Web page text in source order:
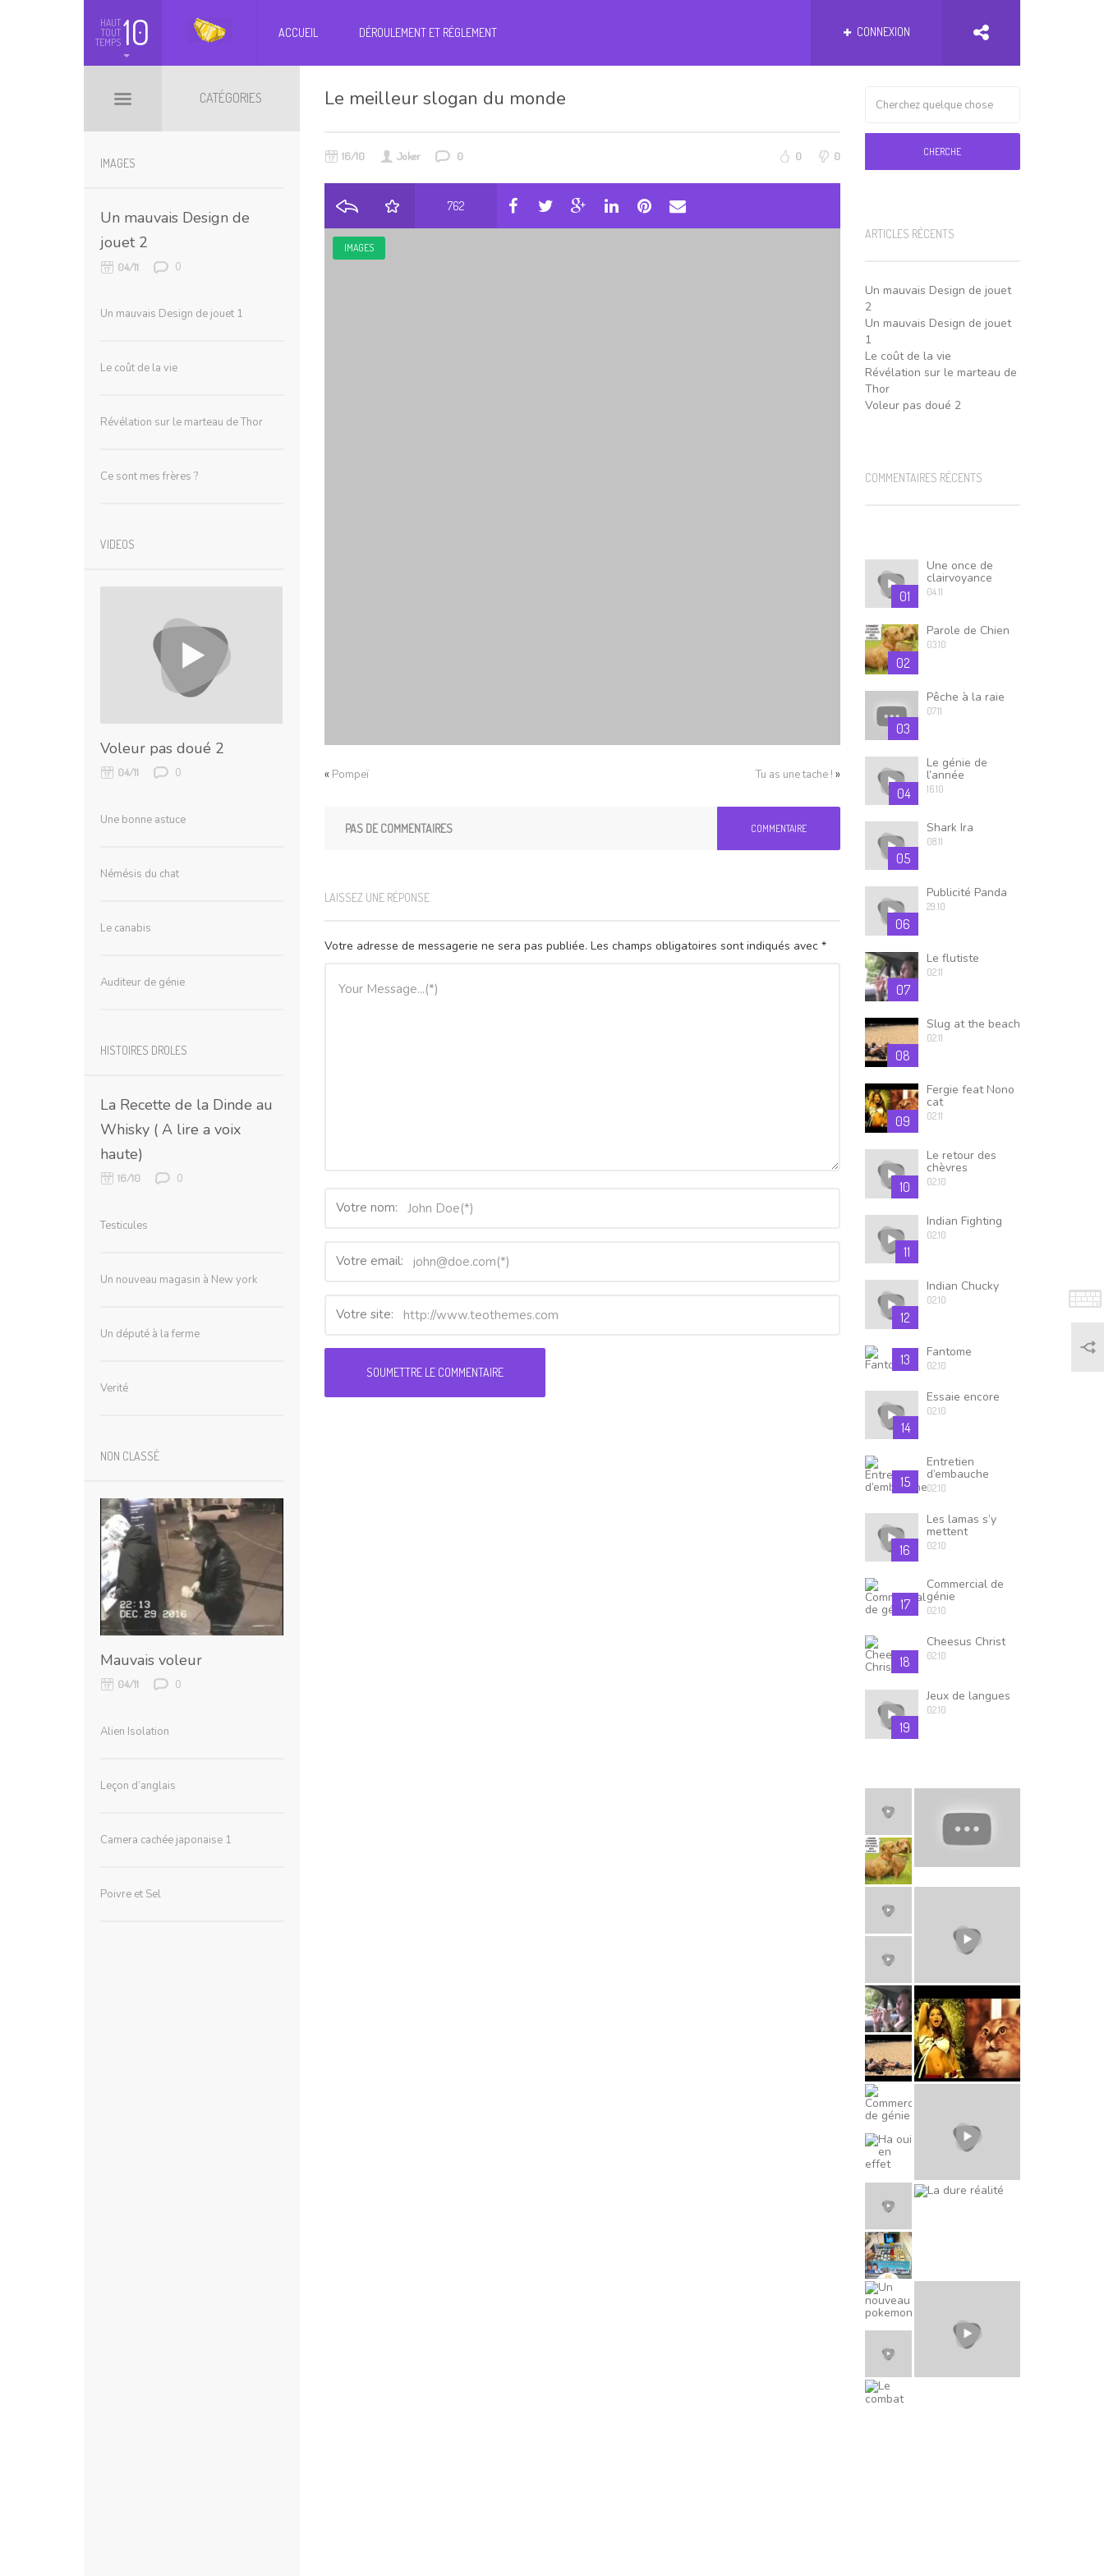
HAUT
TOUT
TEMPS 10 ACCUEIL DÉROULEMENT ET RÉGLEMENT CONNEXION
Le meilleur slogan du monde
16/10 Joker 0 0 0
762
IMAGES
« Pompeï Tu as une tache ! »
COMMENTAIRE
PAS DE COMMENTAIRES
LAISSEZ UNE RÉPONSE
Votre adresse de messagerie ne sera pas publiée. Les champs obligatoires sont indiqués avec *
Votre nom:
Votre email:
Votre site:
CHERCHE
ARTICLES RÉCENTS
Un mauvais Design de jouet
2
Un mauvais Design de jouet
1
Le coût de la vie
Révélation sur le marteau de
Thor
Voleur pas doué 2
COMMENTAIRES RÉCENTS
01
Une once de
clairvoyance
04.11
02
Parole de Chien
03.10
03
Pêche à la raie
07.11
04
Le génie de
l’année
16.10
05
Shark Ira
08.11
06
Publicité Panda
29.10
07
Le flutiste
02.11
08
Slug at the beach
02.11
09
Fergie feat Nono
cat
02.11
10
Le retour des
chèvres
02.10
11
Indian Fighting
02.10
12
Indian Chucky
02.10
13 Fantome
02.10
14
Essaie encore
02.10
15
Entretien
d’embauche
02.10
16
Les lamas s’y
mettent
02.10
17
Commercial de
génie
02.10
18
Cheesus Christ
02.10
19
Jeux de langues
02.10
BILLETS HOT
CATÉGORIES
IMAGES
Un mauvais Design de
jouet 2
04/11 0
Un mauvais Design de jouet 1
Le coût de la vie
Révélation sur le marteau de Thor
Ce sont mes frères ?
VIDEOS
Voleur pas doué 2
04/11 0
Une bonne astuce
Némésis du chat
Le canabis
Auditeur de génie
HISTOIRES DROLES
La Recette de la Dinde au
Whisky ( A lire a voix
haute)
16/10 0
Testicules
Un nouveau magasin à New york
Un député à la ferme
Verité
NON CLASSÉ
Mauvais voleur
04/11 0
Alien Isolation
Leçon d’anglais
Camera cachée japonaise 1
Poivre et Sel